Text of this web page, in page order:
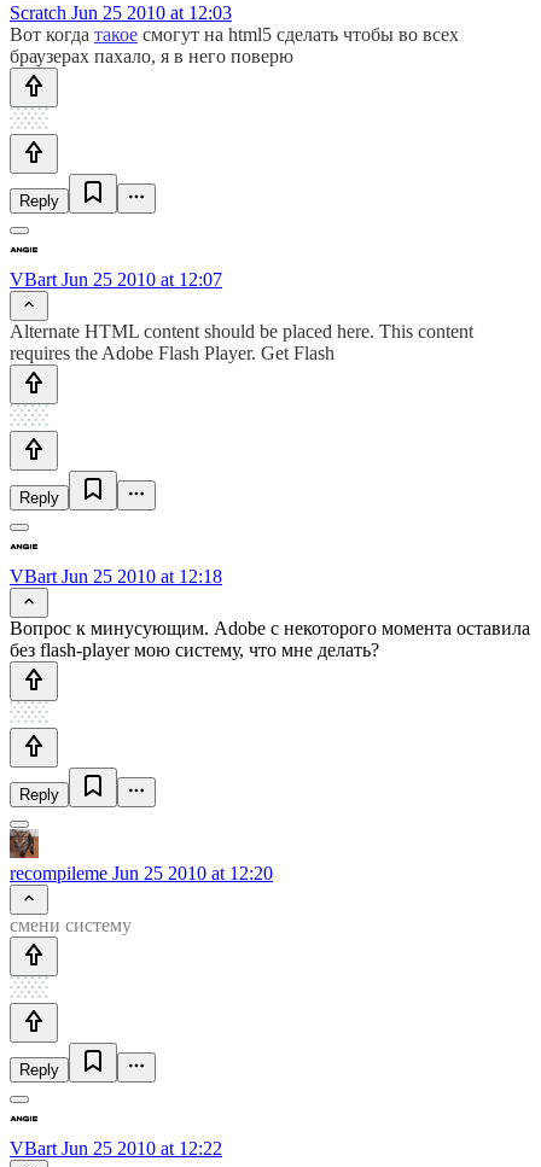
Scratch Jun 25 2010 at 12:03
Вот когда такое смогут на html5 сделать чтобы во всех
браузерах пахало, я в него поверю
Reply
VBart Jun 25 2010 at 12:07
Alternate HTML content should be placed here. This content
requires the Adobe Flash Player. Get Flash
Reply
VBart Jun 25 2010 at 12:18
Вопрос к минусующим. Adobe с некоторого момента оставила
без flash-player мою систему, что мне делать?
Reply
recompileme Jun 25 2010 at 12:20
смени систему
Reply
VBart Jun 25 2010 at 12:22